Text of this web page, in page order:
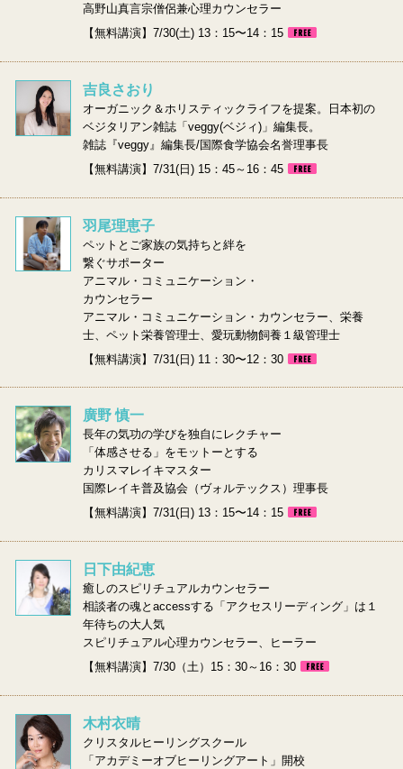
高野山真言宗僧侶兼心理カウンセラー
【無料講演】7/30(土) 13：15〜14：15
吉良さおり
オーガニック＆ホリスティックライフを提案。日本初の
ベジタリアン雑誌「veggy(ベジィ)」編集長。
雑誌『veggy』編集長/国際食学協会名誉理事長
【無料講演】7/31(日) 15：45～16：45
羽尾理恵子
ペットとご家族の気持ちと絆を
繋ぐサポーター
アニマル・コミュニケーション・
カウンセラー
アニマル・コミュニケーション・カウンセラー、栄養
士、ペット栄養管理士、愛玩動物飼養１級管理士
【無料講演】7/31(日) 11：30〜12：30
廣野 慎一
長年の気功の学びを独自にレクチャー
「体感させる」をモットーとする
カリスマレイキマスター
国際レイキ普及協会（ヴォルテックス）理事長
【無料講演】7/31(日) 13：15〜14：15
日下由紀恵
癒しのスピリチュアルカウンセラー
相談者の魂とaccessする「アクセスリーディング」は１
年待ちの大人気
スピリチュアル心理カウンセラー、ヒーラー
【無料講演】7/30（土）15：30～16：30
木村衣晴
クリスタルヒーリングスクール
「アカデミーオブヒーリングアート」開校